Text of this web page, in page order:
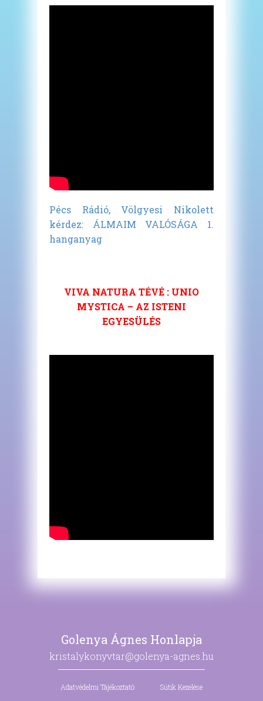
Pécs Rádió, Völgyesi Nikolett
kérdez: ÁLMAIM VALÓSÁGA 1.
hanganyag
VIVA NATURA TÉVÉ : UNIO
MYSTICA – AZ ISTENI
EGYESÜLÉS
Golenya Ágnes Honlapja
kristalykonyvtar@golenya-agnes.hu
Adatvédelmi Tájékoztató Sütik Kezelése